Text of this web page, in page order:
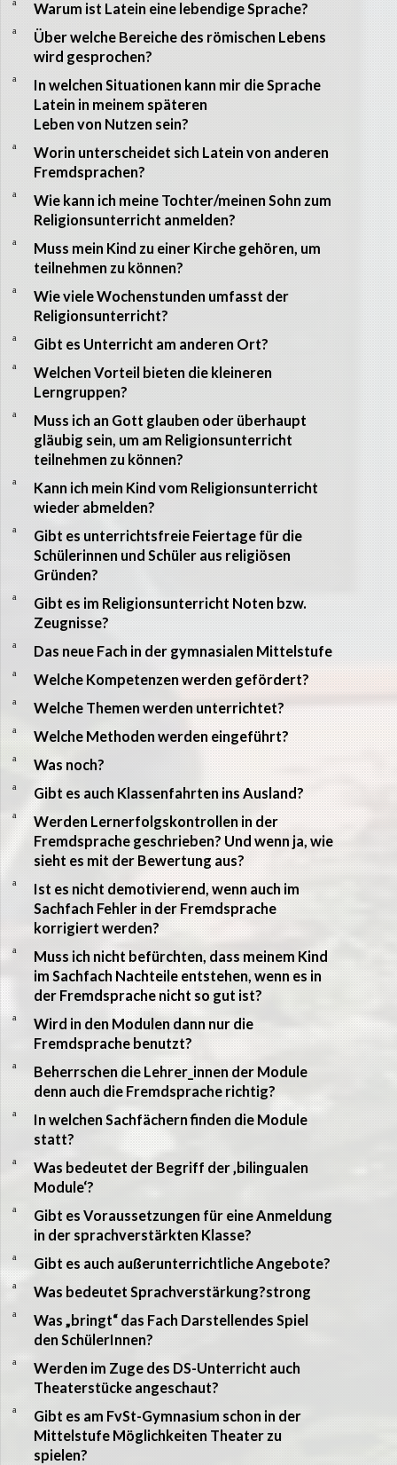
a Warum ist Latein eine lebendige Sprache?
a
Über welche Bereiche des römischen Lebens
wird gesprochen?
a
In welchen Situationen kann mir die Sprache
Latein in meinem späteren
Leben von Nutzen sein?
a
Worin unterscheidet sich Latein von anderen
Fremdsprachen?
a
Wie kann ich meine Tochter/meinen Sohn zum
Religionsunterricht anmelden?
a
Muss mein Kind zu einer Kirche gehören, um
teilnehmen zu können?
a
Wie viele Wochenstunden umfasst der
Religionsunterricht?
a Gibt es Unterricht am anderen Ort?
a
Welchen Vorteil bieten die kleineren
Lerngruppen?
a
Muss ich an Gott glauben oder überhaupt
gläubig sein, um am Religionsunterricht
teilnehmen zu können?
a
Kann ich mein Kind vom Religionsunterricht
wieder abmelden?
a
Gibt es unterrichtsfreie Feiertage für die
Schülerinnen und Schüler aus religiösen
Gründen?
a
Gibt es im Religionsunterricht Noten bzw.
Zeugnisse?
a Das neue Fach in der gymnasialen Mittelstufe
a Welche Kompetenzen werden gefördert?
a Welche Themen werden unterrichtet?
a Welche Methoden werden eingeführt?
a Was noch?
a Gibt es auch Klassenfahrten ins Ausland?
a
Werden Lernerfolgskontrollen in der
Fremdsprache geschrieben? Und wenn ja, wie
sieht es mit der Bewertung aus?
a
Ist es nicht demotivierend, wenn auch im
Sachfach Fehler in der Fremdsprache
korrigiert werden?
a
Muss ich nicht befürchten, dass meinem Kind
im Sachfach Nachteile entstehen, wenn es in
der Fremdsprache nicht so gut ist?
a
Wird in den Modulen dann nur die
Fremdsprache benutzt?
a
Beherrschen die Lehrer_innen der Module
denn auch die Fremdsprache richtig?
a
In welchen Sachfächern finden die Module
statt?
a
Was bedeutet der Begriff der ‚bilingualen
Module‘?
a
Gibt es Voraussetzungen für eine Anmeldung
in der sprachverstärkten Klasse?
a Gibt es auch außerunterrichtliche Angebote?
a Was bedeutet Sprachverstärkung?strong
a
Was „bringt“ das Fach Darstellendes Spiel
den SchülerInnen?
a
Werden im Zuge des DS-Unterricht auch
Theaterstücke angeschaut?
a
Gibt es am FvSt-Gymnasium schon in der
Mittelstufe Möglichkeiten Theater zu
spielen?